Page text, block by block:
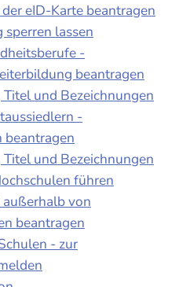
eID-Karte beantragen
lassen
-
beantragen
und Bezeichnungen
-
und Bezeichnungen
führen
von
beantragen
- zur